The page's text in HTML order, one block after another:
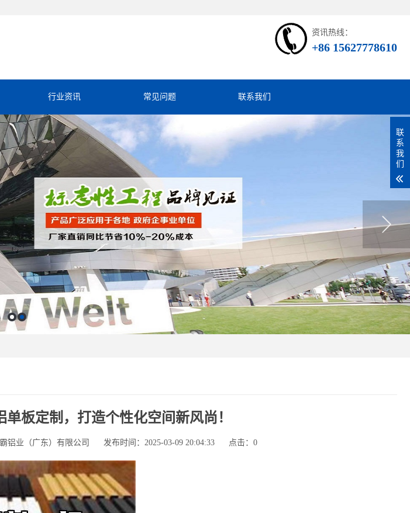
资讯热线：
+86 15627778610
行业资讯 常见问题 联系我们
单板定制，打造个性化空间新风尚！
铝业（广东）有限公司 发布时间：2025-03-09 20:04:33 点击： 0
联
系
我
们